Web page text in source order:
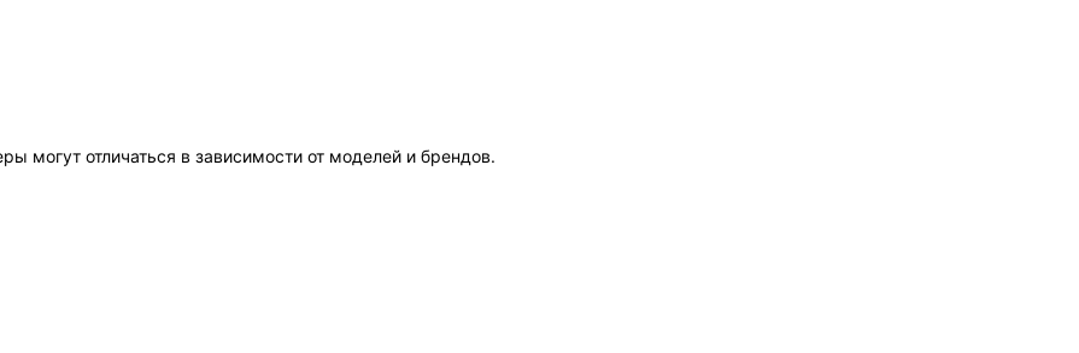
могут отличаться в зависимости от моделей и брендов.